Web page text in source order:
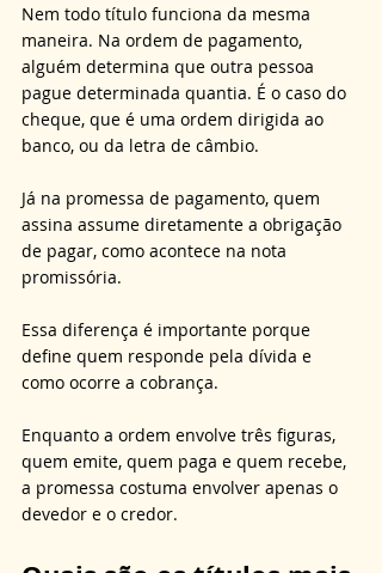
Nem todo título funciona da mesma
maneira. Na ordem de pagamento,
alguém determina que outra pessoa
pague determinada quantia. É o caso do
cheque, que é uma ordem dirigida ao
banco, ou da letra de câmbio.
Já na promessa de pagamento, quem
assina assume diretamente a obrigação
de pagar, como acontece na nota
promissória.
Essa diferença é importante porque
define quem responde pela dívida e
como ocorre a cobrança.
Enquanto a ordem envolve três figuras,
quem emite, quem paga e quem recebe,
a promessa costuma envolver apenas o
devedor e o credor.